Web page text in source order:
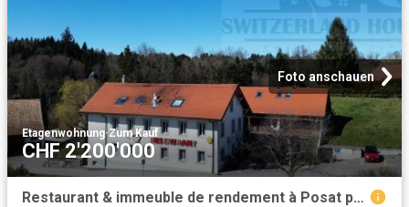
Foto anschauen
Etagenwohnung·Zum Kauf
CHF 2'200'000
Restaurant & immeuble de rendement à Posat proche nature et commodité